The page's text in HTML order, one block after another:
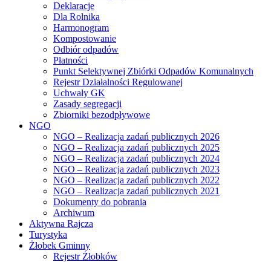
Deklaracje
Dla Rolnika
Harmonogram
Kompostowanie
Odbiór odpadów
Płatności
Punkt Selektywnej Zbiórki Odpadów Komunalnych
Rejestr Działalności Regulowanej
Uchwały GK
Zasady segregacji
Zbiorniki bezodpływowe
NGO
NGO – Realizacja zadań publicznych 2026
NGO – Realizacja zadań publicznych 2025
NGO – Realizacja zadań publicznych 2024
NGO – Realizacja zadań publicznych 2023
NGO – Realizacja zadań publicznych 2022
NGO – Realizacja zadań publicznych 2021
Dokumenty do pobrania
Archiwum
Aktywna Rajcza
Turystyka
Żłobek Gminny
Rejestr Żłobków